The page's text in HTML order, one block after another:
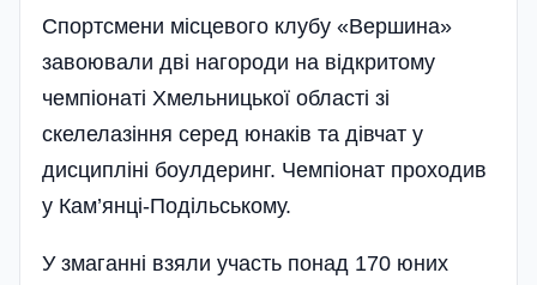
Спортсмени місцевого клубу «Вершина»
завоювали дві нагороди на відкритому
чемпіонаті Хмельницької області зі
скелелазіння серед юнаків та дівчат у
дисципліні боулдеринг. Чемпіонат проходив
у Кам’янці-Подільському.
У змаганні взяли участь понад 170 юних